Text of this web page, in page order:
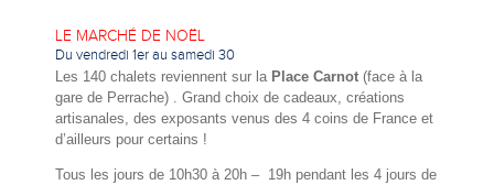
LE MARCHÉ DE NOËL
Du vendredi 1er au samedi 30
Les 140 chalets reviennent sur laPlace Carnot (face à la
gare de Perrache) . Grand choix de cadeaux, créations
artisanales, des exposants venus des 4 coins de France et
d’ailleurs pour certains !
Tous les jours de 10h30 à 20h – 19h pendant les 4 jours de